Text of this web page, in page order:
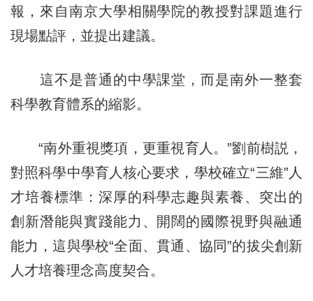
報，來自南京大學相關學院的教授對課題進行
現場點評，並提出建議。
這不是普通的中學課堂，而是南外一整套
科學教育體系的縮影。
“南外重視獎項，更重視育人。”劉前樹説，
對照科學中學育人核心要求，學校確立“三維”人
才培養標準：深厚的科學志趣與素養、突出的
創新潛能與實踐能力、開闊的國際視野與融通
能力，這與學校“全面、貫通、協同”的拔尖創新
人才培養理念高度契合。